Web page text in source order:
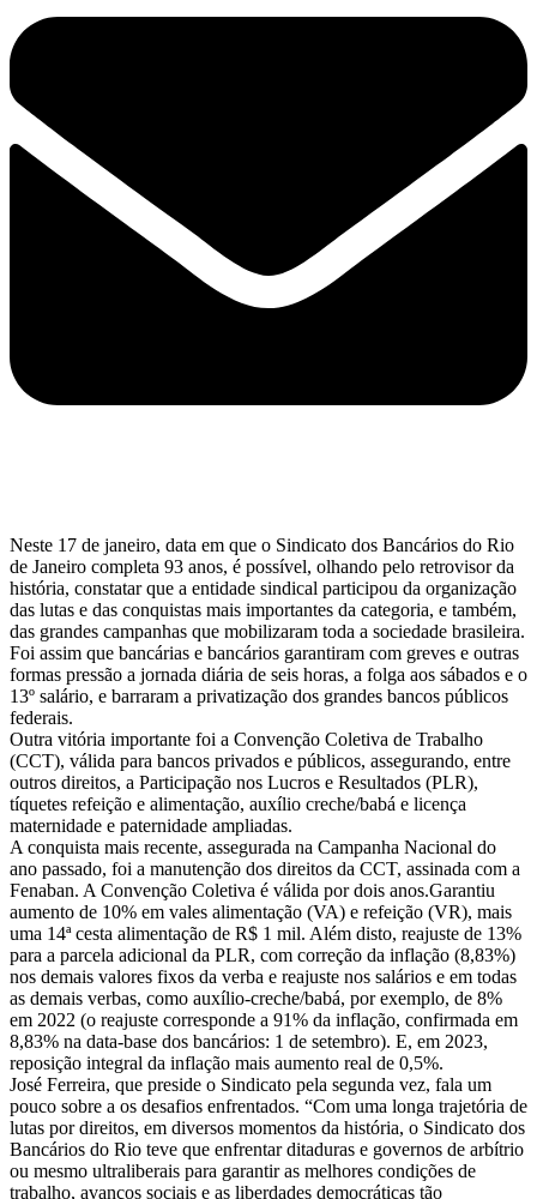
Neste 17 de janeiro, data em que o Sindicato dos Bancários do Rio
de Janeiro completa 93 anos, é possível, olhando pelo retrovisor da
história, constatar que a entidade sindical participou da organização
das lutas e das conquistas mais importantes da categoria, e também,
das grandes campanhas que mobilizaram toda a sociedade brasileira.
Foi assim que bancárias e bancários garantiram com greves e outras
formas pressão a jornada diária de seis horas, a folga aos sábados e o
13º salário, e barraram a privatização dos grandes bancos públicos
federais.
Outra vitória importante foi a Convenção Coletiva de Trabalho
(CCT), válida para bancos privados e públicos, assegurando, entre
outros direitos, a Participação nos Lucros e Resultados (PLR),
tíquetes refeição e alimentação, auxílio creche/babá e licença
maternidade e paternidade ampliadas.
A conquista mais recente, assegurada na Campanha Nacional do
ano passado, foi a manutenção dos direitos da CCT, assinada com a
Fenaban. A Convenção Coletiva é válida por dois anos.Garantiu
aumento de 10% em vales alimentação (VA) e refeição (VR), mais
uma 14ª cesta alimentação de R$ 1 mil. Além disto, reajuste de 13%
para a parcela adicional da PLR, com correção da inflação (8,83%)
nos demais valores fixos da verba e reajuste nos salários e em todas
as demais verbas, como auxílio-creche/babá, por exemplo, de 8%
em 2022 (o reajuste corresponde a 91% da inflação, confirmada em
8,83% na data-base dos bancários: 1 de setembro). E, em 2023,
reposição integral da inflação mais aumento real de 0,5%.
José Ferreira, que preside o Sindicato pela segunda vez, fala um
pouco sobre a os desafios enfrentados. “Com uma longa trajetória de
lutas por direitos, em diversos momentos da história, o Sindicato dos
Bancários do Rio teve que enfrentar ditaduras e governos de arbítrio
ou mesmo ultraliberais para garantir as melhores condições de
trabalho, avanços sociais e as liberdades democráticas tão